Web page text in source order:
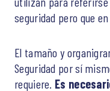
seguridad pero que
El tamaño y
Seguridad por sí
requiere. Es